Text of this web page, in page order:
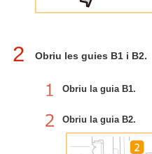
2 Obriu les guies B1 i B2.
Obriu la guia B1.
Obriu la guia B2.